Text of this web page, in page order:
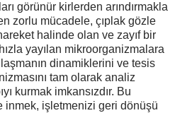
görünür kirlerden arındırmakla
zorlu mücadele, çıplak gözle
halinde olan ve zayıf bir
yayılan mikroorganizmalara
dinamiklerini ve tesis
tam olarak analiz
kurmak imkansızdır. Bu
inmek, işletmenizi geri dönüşü